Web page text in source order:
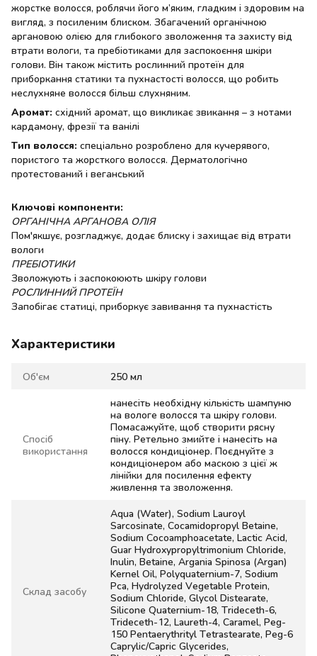
жорстке волосся, роблячи його м’яким, гладким і здоровим на
вигляд, з посиленим блиском. Збагачений органічною
аргановою олією для глибокого зволоження та захисту від
втрати вологи, та пребіотиками для заспокоєння шкіри
голови. Він також містить рослинний протеїн для
приборкання статики та пухнастості волосся, що робить
неслухняне волосся більш слухняним.
Аромат: східний аромат, що викликає звикання – з нотами
кардамону, фрезії та ванілі
Тип волосся: спеціально розроблено для кучерявого,
пористого та жорсткого волосся. Дерматологічно
протестований і веганський
Ключові компоненти:
ОРГАНІЧНА АРГАНОВА ОЛІЯ
Пом'якшує, розгладжує, додає блиску і захищає від втрати
вологи
ПРЕБІОТИКИ
Зволожують і заспокоюють шкіру голови
РОСЛИННИЙ ПРОТЕЇН
Запобігає статиці, приборкує завивання та пухнастість
Характеристики
Об'єм 250 мл
Спосіб
використання
нанесіть необхідну кількість шампуню
на вологе волосся та шкіру голови.
Помасажуйте, щоб створити рясну
піну. Ретельно змийте і нанесіть на
волосся кондиціонер. Поєднуйте з
кондиціонером або маскою з цієї ж
лінійки для посилення ефекту
живлення та зволоження.
Склад засобу
Aqua (Water), Sodium Lauroyl
Sarcosinate, Cocamidopropyl Betaine,
Sodium Cocoamphoacetate, Lactic Acid,
Guar Hydroxypropyltrimonium Chloride,
Inulin, Betaine, Argania Spinosa (Argan)
Kernel Oil, Polyquaternium-7, Sodium
Pca, Hydrolyzed Vegetable Protein,
Sodium Chloride, Glycol Distearate,
Silicone Quaternium-18, Trideceth-6,
Trideceth-12, Laureth-4, Caramel, Peg-
150 Pentaerythrityl Tetrastearate, Peg-6
Caprylic/Capric Glycerides,